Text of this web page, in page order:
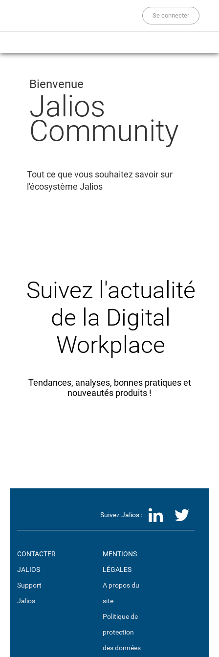
Se connecter
Bienvenue
Jalios
Community
Tout ce que vous souhaitez savoir sur
l'écosystème Jalios
Suivez l'actualité
de la Digital
Workplace
Tendances, analyses, bonnes pratiques et
nouveautés produits !
Suivez Jalios :
CONTACTER
JALIOS
Support
Jalios
MENTIONS
LÉGALES
A propos du
site
Politique de
protection
des données